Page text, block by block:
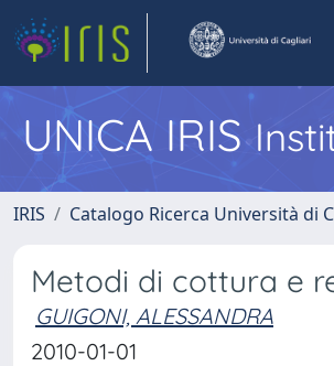
UNICA IRIS
IRIS Catalogo Ricerca Università di
Metodi di cottura e
GUIGONI, ALESSANDRA
2010-01-01